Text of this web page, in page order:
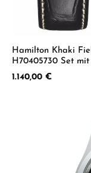
Hamilton Khaki
H70405730 Set
Regulärer Preis:
1.140,00 €